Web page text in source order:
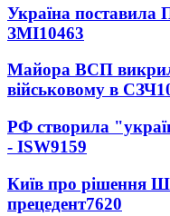
Україна поставила
ЗМІ10463
Майора ВСП
військовому в СЗЧ
РФ створила
- ISW9159
Київ про рішення
прецедент7620